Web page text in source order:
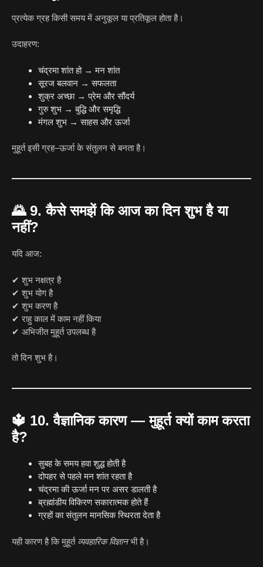
प्रत्येक ग्रह किसी समय में अनुकूल या प्रतिकूल होता है।
उदाहरण:
चंद्रमा शांत हो → मन शांत
सूरज बलवान → सफलता
शुक्र अच्छा → प्रेम और सौंदर्य
गुरु शुभ → बुद्धि और समृद्धि
मंगल शुभ → साहस और ऊर्जा
मुहूर्त इसी ग्रह–ऊर्जा के संतुलन से बनता है।
🌄 9. कैसे समझें कि आज का दिन शुभ है या
नहीं?
यदि आज:
✔ शुभ नक्षत्र है
✔ शुभ योग है
✔ शुभ करण है
✔ राहु काल में काम नहीं किया
✔ अभिजीत मुहूर्त उपलब्ध है
तो दिन शुभ है।
🔱 10. वैज्ञानिक कारण — मुहूर्त क्यों काम करता
है?
सुबह के समय हवा शुद्ध होती है
दोपहर से पहले मन शांत रहता है
चंद्रमा की ऊर्जा मन पर असर डालती है
ब्रह्मांडीय विकिरण सकारात्मक होते हैं
ग्रहों का संतुलन मानसिक स्थिरता देता है
यही कारण है कि मुहूर्त व्यवहारिक विज्ञानभी है।